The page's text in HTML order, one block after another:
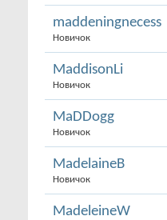
maddeningnecess
Новичок
MaddisonLi
Новичок
MaDDogg
Новичок
MadelaineB
Новичок
MadeleineW